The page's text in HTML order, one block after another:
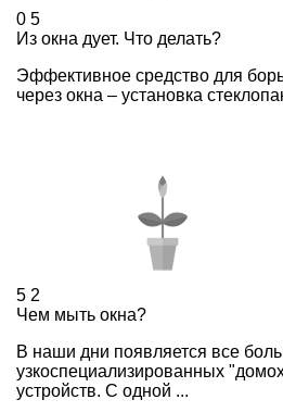
0 5
Из окна дует. Что делать?
Эффективное средство для
через окна – установка
5 2
Чем мыть окна?
В наши дни появляется все
узкоспециализированных
устройств. С одной ...